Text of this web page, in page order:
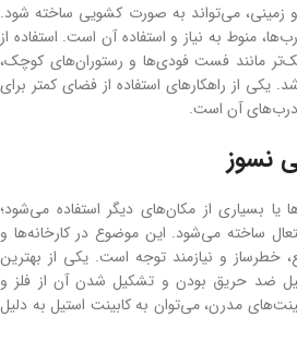
زمینی، می‌تواند به صورت کشویی ساخته شود.
منوط به نیاز و استفاده آن است. استفاده از
مانند فست فودی‌ها و رستوران‌های کوچک،
یکی از راهکارهای استفاده از فضای کمتر برای
درب‌های آن است.
نسوز
یا بسیاری از مکان‌های دیگر استفاده می‌شود؛
ساخته می‌شود. این موضوع در کارخانه‌ها و
خطرساز و نیازمند توجه است. یکی از بهترین
ضد حریق بودن و تشکیل شدن آن از فلز و
مدرن، می‌توان به کابینت استیل به دلیل